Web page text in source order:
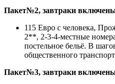
Пакет№2, завтраки
115 Евро с человека,
2**, 2-3-4-местные
постельное бельё. В
общественного
Пакет№3, завтраки